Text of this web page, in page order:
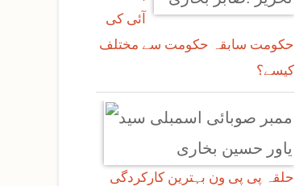
آئی کی
حکومت سابقہ حکومت سے مختلف
کیسے؟
حلقہ پی پی ون بہترین کارکردگی